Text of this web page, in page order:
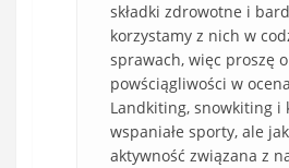
składki zdrowotne i
korzystamy z nich w
sprawach, więc proszę
powściągliwości w
Landkiting, snowkiting i
wspaniałe sporty, ale
aktywność związana z